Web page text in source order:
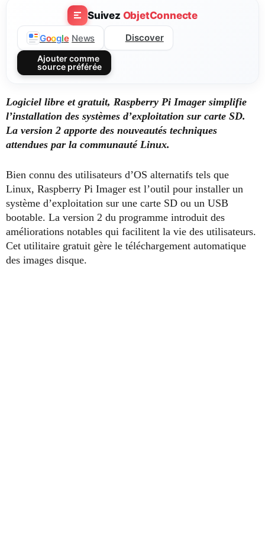
Suivez ObjetConnecte
Google News Discover
Ajouter comme
source préférée
Logiciel libre et gratuit, Raspberry Pi Imager simplifie
l’installation des systèmes d’exploitation sur carte SD.
La version 2 apporte des nouveautés techniques
attendues par la communauté Linux.
Bien connu des utilisateurs d’OS alternatifs tels que
Linux, Raspberry Pi Imager est l’outil pour installer un
système d’exploitation sur une carte SD ou un USB
bootable. La version 2 du programme introduit des
améliorations notables qui facilitent la vie des utilisateurs.
Cet utilitaire gratuit gère le téléchargement automatique
des images disque.